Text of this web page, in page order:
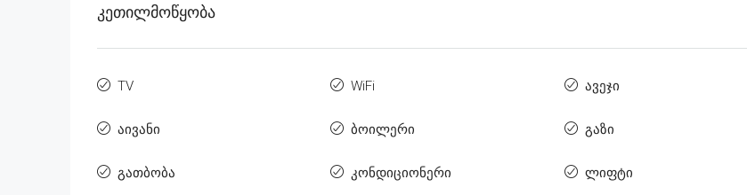
Კეთილმოწყობა
TV WiFi ავეჯი
აივანი ბოილერი გაზი
გათბობა კონდიციონერი ლიფტი